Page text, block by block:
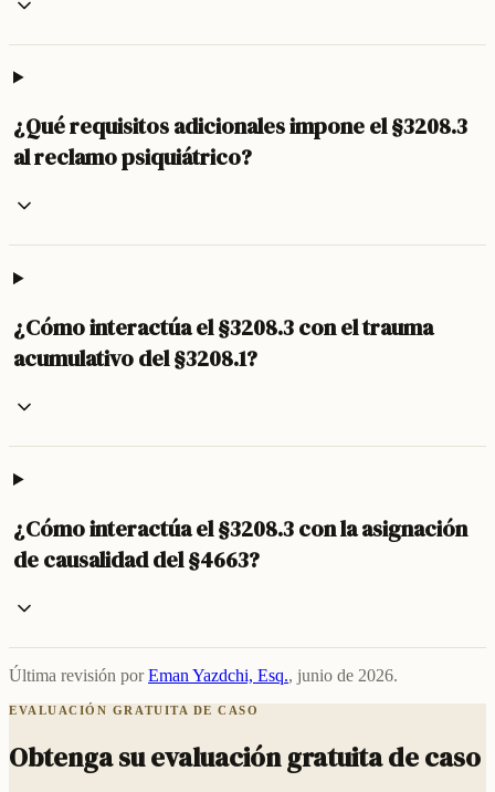
¿Qué requisitos adicionales impone el §3208.3
al reclamo psiquiátrico?
¿Cómo interactúa el §3208.3 con el trauma
acumulativo del §3208.1?
¿Cómo interactúa el §3208.3 con la asignación
de causalidad del §4663?
Última revisión por Eman Yazdchi, Esq., junio de 2026.
EVALUACIÓN GRATUITA DE CASO
Obtenga su evaluación gratuita de caso